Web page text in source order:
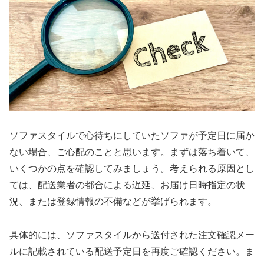
ソファスタイルで心待ちにしていたソファが予定日に届か
ない場合、ご心配のことと思います。まずは落ち着いて、
いくつかの点を確認してみましょう。考えられる原因とし
ては、配送業者の都合による遅延、お届け日時指定の状
況、または登録情報の不備などが挙げられます。
具体的には、ソファスタイルから送付された注文確認メー
ルに記載されている配送予定日を再度ご確認ください。ま